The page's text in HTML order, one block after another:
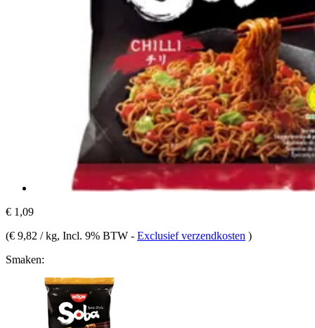
€ 1,09
(€ 9,82 / kg, Incl. 9% BTW - Exclusief verzendkosten )
Smaken: